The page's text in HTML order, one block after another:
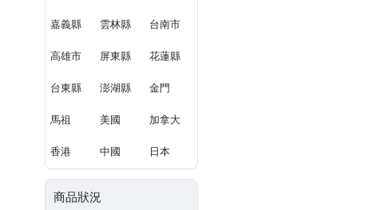
嘉義縣 雲林縣 台南市
高雄市 屏東縣 花蓮縣
台東縣 澎湖縣 金門
馬祖 美國 加拿大
香港 中國 日本
商品狀況